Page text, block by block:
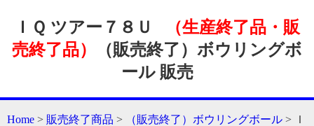
ＩＱ ツアー７８Ｕ
（生産終了品・販
売終了品）
（販売終了）ボウリングボ
ール 販売
Home > 販売終了商品 > （販売終了）ボウリングボール > Ｉ